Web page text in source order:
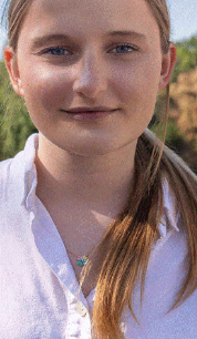
Cronaca 3 Agosto 2026
Scomparso da
Fiorentino
Levane nel 2020
Cronaca 4 Agosto 2026
Un anno fa la
Gianni, Giulia e
processo, lo